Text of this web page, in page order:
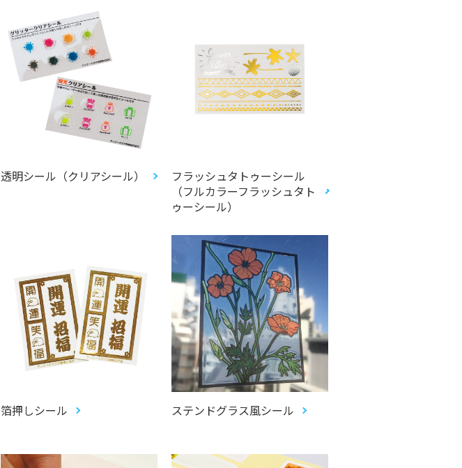
透明シール（クリアシール）
フラッシュタトゥーシール
（フルカラーフラッシュタト
ゥーシール）
箔押しシール ステンドグラス風シール